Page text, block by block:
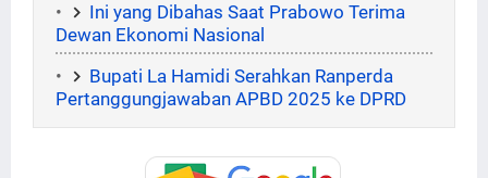
Ini yang Dibahas Saat Prabowo Terima
Dewan Ekonomi Nasional
Bupati La Hamidi Serahkan Ranperda
Pertanggungjawaban APBD 2025 ke DPRD